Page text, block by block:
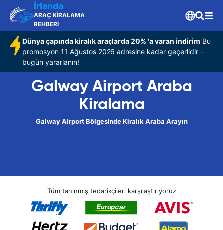
İrlanda
ARAÇ KİRALAMA
REHBERİ
Dünya çapında kiralık araçlarda 20% 'a varan indirim Bu
promosyon 11 Ağustos 2026 adresine kadar geçerlidir -
bugün yararlanın!
Galway Airport Araba
Kiralama
Galway Airport Bölgesinde Kiralık Araba Arayın
Tüm tanınmış tedarikçileri karşılaştırıyoruz